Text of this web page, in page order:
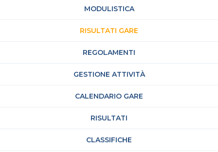
MODULISTICA
RISULTATI GARE
REGOLAMENTI
GESTIONE ATTIVITÀ
CALENDARIO GARE
RISULTATI
CLASSIFICHE